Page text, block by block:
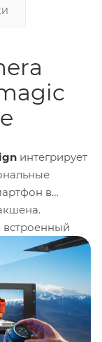
интегрирует
в
встроенный
набору
разъёмам
USB-C, HDMI-
разъёмам
приложение